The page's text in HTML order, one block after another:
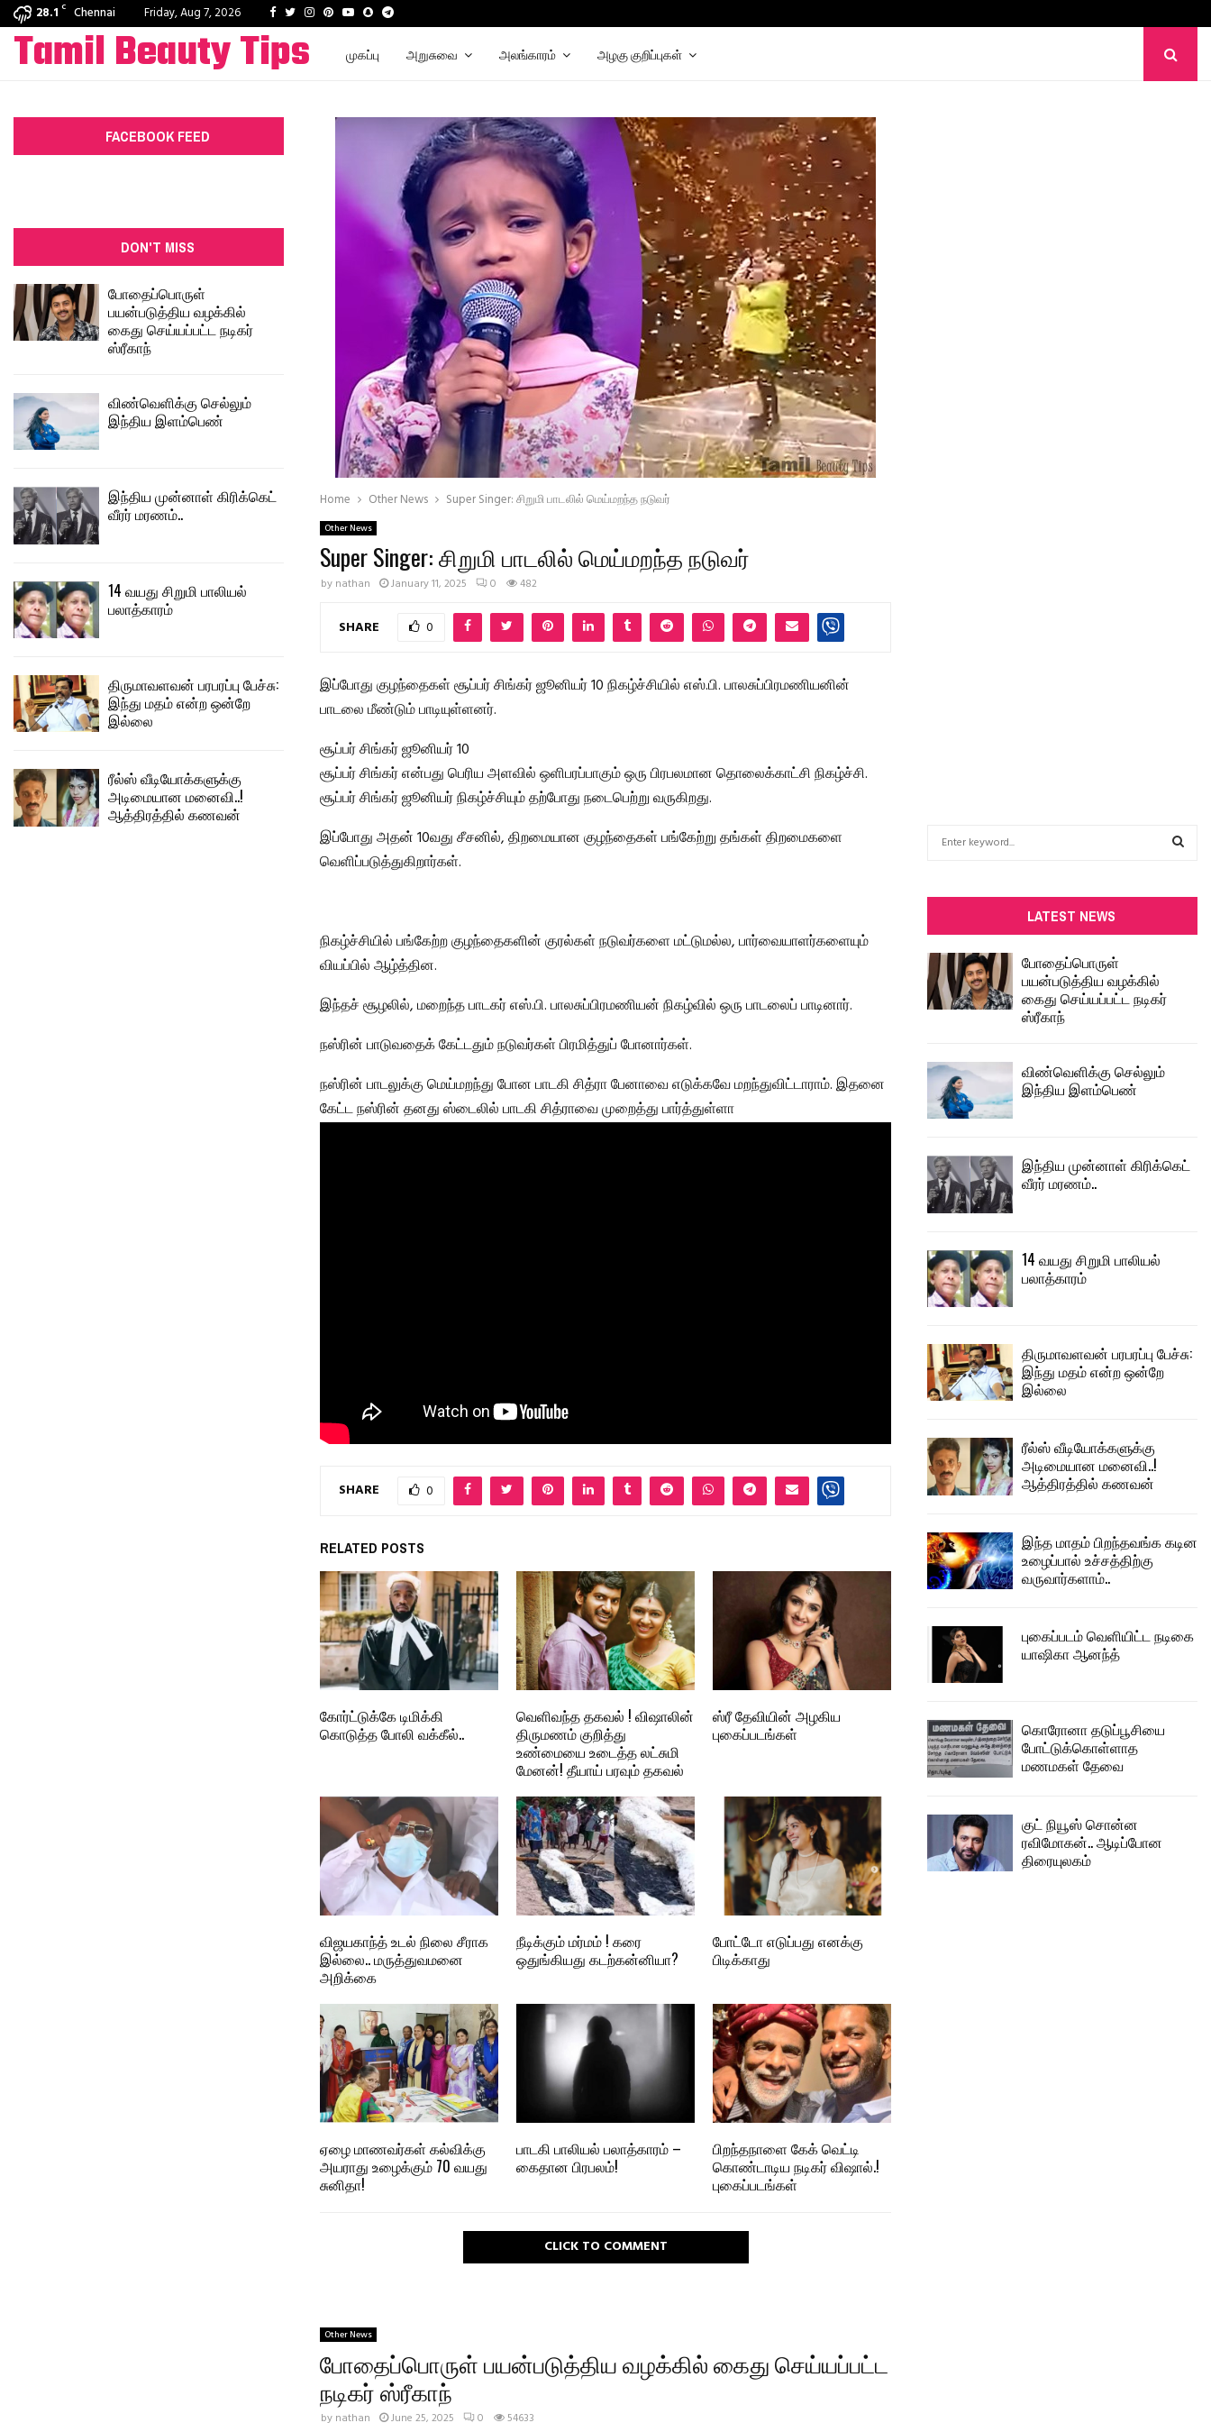
28.1 C Chennai Friday, Aug 7, 2026 Facebook
TwitterInstagram
PinterestYoutube
SnapchatTelegram
Tamil Beauty Tips முகப்பு அறுசுவை அலங்காரம் அழகு குறிப்புகள்
Home Other News Super Singer: சிறுமி பாடலில் மெய்மறந்த நடுவர்
Other News
Super Singer: சிறுமி பாடலில் மெய்மறந்த நடுவர்
by nathan January 11, 2025 0 482
SHARE 0
இப்போது குழந்தைகள் சூப்பர் சிங்கர் ஜூனியர் 10 நிகழ்ச்சியில் எஸ்.பி. பாலசுப்பிரமணியனின்
பாடலை மீண்டும் பாடியுள்ளனர்.
சூப்பர் சிங்கர் ஜூனியர் 10
சூப்பர் சிங்கர் என்பது பெரிய அளவில் ஒளிபரப்பாகும் ஒரு பிரபலமான தொலைக்காட்சி நிகழ்ச்சி.
சூப்பர் சிங்கர் ஜூனியர் நிகழ்ச்சியும் தற்போது நடைபெற்று வருகிறது.
இப்போது அதன் 10வது சீசனில், திறமையான குழந்தைகள் பங்கேற்று தங்கள் திறமைகளை
வெளிப்படுத்துகிறார்கள்.
நிகழ்ச்சியில் பங்கேற்ற குழந்தைகளின் குரல்கள் நடுவர்களை மட்டுமல்ல, பார்வையாளர்களையும்
வியப்பில் ஆழ்த்தின.
இந்தச் சூழலில், மறைந்த பாடகர் எஸ்.பி. பாலசுப்பிரமணியன் நிகழ்வில் ஒரு பாடலைப் பாடினார்.
நஸ்ரின் பாடுவதைக் கேட்டதும் நடுவர்கள் பிரமித்துப் போனார்கள்.
நஸ்ரின் பாடலுக்கு மெய்மறந்து போன பாடகி சித்ரா பேனாவை எடுக்கவே மறந்துவிட்டாராம். இதனை
கேட்ட நஸ்ரின் தனது ஸ்டைலில் பாடகி சித்ராவை முறைத்து பார்த்துள்ளா
SHARE 0
RELATED POSTS
கோர்ட்டுக்கே டிமிக்கி
கொடுத்த போலி வக்கீல்..
வெளிவந்த தகவல் ! விஷாலின்
திருமணம் குறித்து
உண்மையை உடைத்த லட்சுமி
மேனன்! தீயாய் பரவும் தகவல்
ஸ்ரீ தேவியின் அழகிய
புகைப்படங்கள்
விஜயகாந்த் உடல் நிலை சீராக
இல்லை.. மருத்துவமனை
அறிக்கை
நீடிக்கும் மர்மம் ! கரை
ஒதுங்கியது கடற்கன்னியா?
போட்டோ எடுப்பது எனக்கு
பிடிக்காது
ஏழை மாணவர்கள் கல்விக்கு
அயராது உழைக்கும் 70 வயது
சுனிதா!
பாடகி பாலியல் பலாத்காரம் –
கைதான பிரபலம்!
பிறந்தநாளை கேக் வெட்டி
கொண்டாடிய நடிகர் விஷால்.!
புகைப்படங்கள்
CLICK TO COMMENT
Other News
போதைப்பொருள் பயன்படுத்திய வழக்கில் கைது செய்யப்பட்ட
நடிகர் ஸ்ரீகாந்
by nathan June 25, 2025 0 54633
FACEBOOK FEED
DON'T MISS
போதைப்பொருள்
பயன்படுத்திய வழக்கில்
கைது செய்யப்பட்ட நடிகர்
ஸ்ரீகாந்
விண்வெளிக்கு செல்லும்
இந்திய இளம்பெண்
இந்திய முன்னாள் கிரிக்கெட்
வீரர் மரணம்..
14 வயது சிறுமி பாலியல்
பலாத்காரம்
திருமாவளவன் பரபரப்பு பேச்சு:
இந்து மதம் என்ற ஒன்றே
இல்லை
ரீல்ஸ் வீடியோக்களுக்கு
அடிமையான மனைவி..!
ஆத்திரத்தில் கணவன்
f
o
r
:
LATEST NEWS
போதைப்பொருள்
பயன்படுத்திய வழக்கில்
கைது செய்யப்பட்ட நடிகர்
ஸ்ரீகாந்
விண்வெளிக்கு செல்லும்
இந்திய இளம்பெண்
இந்திய முன்னாள் கிரிக்கெட்
வீரர் மரணம்..
14 வயது சிறுமி பாலியல்
பலாத்காரம்
திருமாவளவன் பரபரப்பு பேச்சு:
இந்து மதம் என்ற ஒன்றே
இல்லை
ரீல்ஸ் வீடியோக்களுக்கு
அடிமையான மனைவி..!
ஆத்திரத்தில் கணவன்
இந்த மாதம் பிறந்தவங்க கடின
உழைப்பால் உச்சத்திற்கு
வருவார்களாம்..
புகைப்படம் வெளியிட்ட நடிகை
யாஷிகா ஆனந்த்
கொரோனா தடுப்பூசியை
போட்டுக்கொள்ளாத
மணமகள் தேவை
குட் நியூஸ் சொன்ன
ரவிமோகன்.. ஆடிப்போன
திரையுலகம்